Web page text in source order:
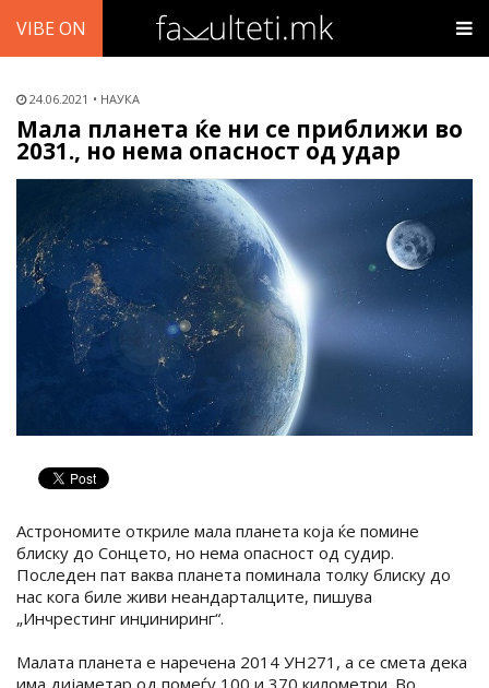
VIBE ON
24.06.2021 НАУКА
Мала планета ќе ни се приближи во
2031., но нема опасност од удар
Астрономите откриле мала планета која ќе помине
блиску до Сонцето, но нема опасност од судир.
Последен пат ваква планета поминала толку блиску до
нас кога биле живи неандарталците, пишува
„Инчрестинг инџиниринг“.
Малата планета е наречена 2014 УН271, а се смета дека
има дијаметар од помеѓу 100 и 370 километри. Во